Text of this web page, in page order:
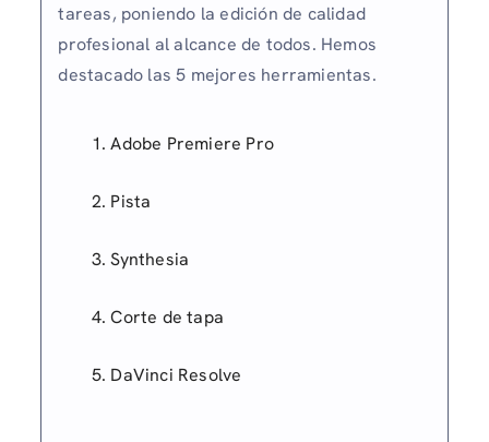
tareas, poniendo la edición de calidad
profesional al alcance de todos. Hemos
destacado las 5 mejores herramientas.
Adobe Premiere Pro
Pista
Synthesia
Corte de tapa
DaVinci Resolve